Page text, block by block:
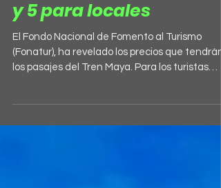
50 dólares para turistas
y 5 para locales
El Fondo Nacional de Fomento al Turismo
(Fonatur), ha revelado los precios que tendrán